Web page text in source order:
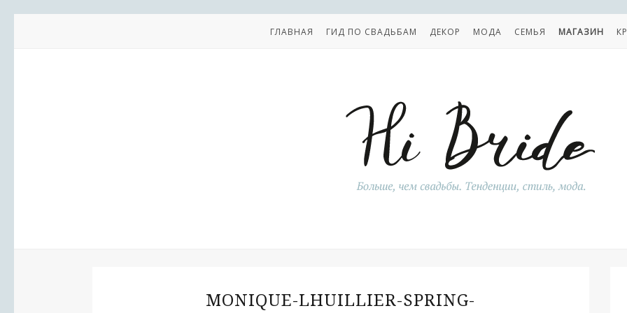
ГЛАВНАЯ ГИД ПО СВАДЬБАМ ДЕКОР МОДА СЕМЬЯ МАГАЗИН
MONIQUE-LHUILLIER-SPRING-